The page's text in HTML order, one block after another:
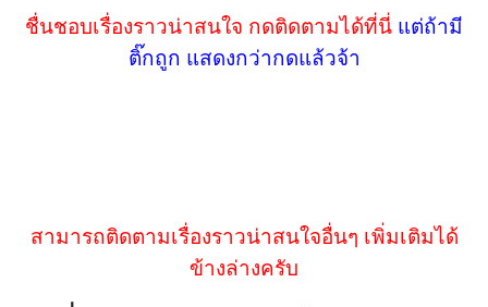
ชื่นชอบเรื่องราวน่าสนใจ กดติดตามได้ที่นี่ แต่ถ้ามี
ติ๊กถูก แสดงกว่ากดแล้วจ้า
สามารถติดตามเรื่องราวน่าสนใจอื่นๆ เพิ่มเติมได้
ข้างล่างครับ